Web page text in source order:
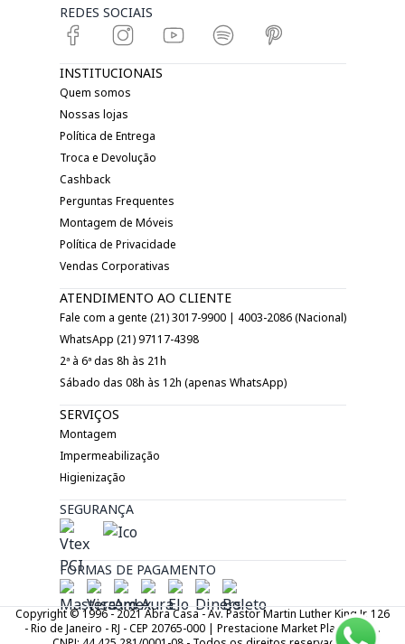
REDES SOCIAIS
INSTITUCIONAIS
Quem somos
Nossas lojas
Política de Entrega
Troca e Devolução
Cashback
Perguntas Frequentes
Montagem de Móveis
Política de Privacidade
Vendas Corporativas
ATENDIMENTO AO CLIENTE
Fale com a gente (21) 3017-9900 | 4003-2086 (Nacional)
WhatsApp (21) 97117-4398
2ª à 6ª das 8h às 21h
Sábado das 08h às 12h (apenas WhatsApp)
SERVIÇOS
Montagem
Impermeabilização
Higienização
SEGURANÇA
FORMAS DE PAGAMENTO
Copyright © 1996 - 2021 Abra Casa - Av. Pastor Martin Luther King Jr. 126
- Rio de Janeiro - RJ - CEP 20765-000 | Prestacione Market Place LTDA.